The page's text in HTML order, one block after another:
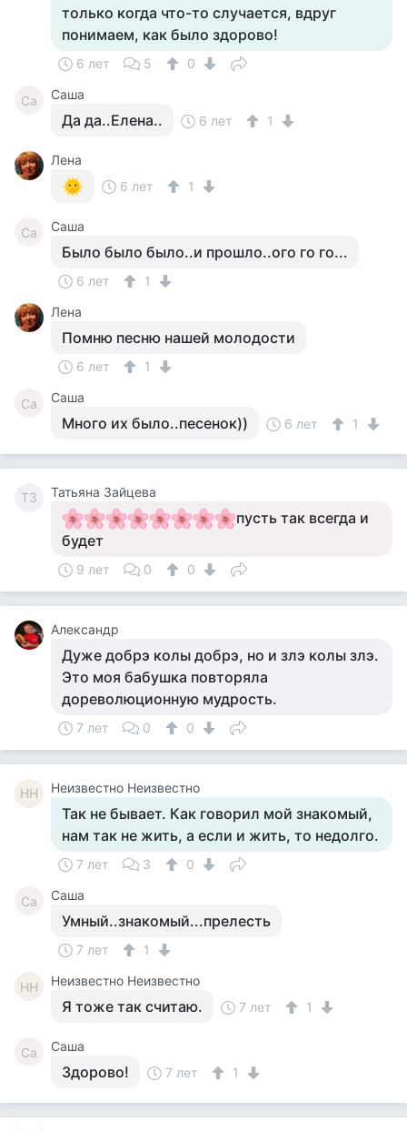
только когда что-то случается, вдруг
понимаем, как было здорово!
6 лет 5 0
Са Саша
Да да..Елена.. 6 лет 1
Лена
6 лет
1
Са Саша
Было было было..и прошло..ого го го...
6 лет
1
Лена
Помню песню нашей молодости
6 лет 1
Са Саша
Много их было..песенок)) 6 лет 1
ТЗ Татьяна Зайцева
пусть так всегда и
будет
9 лет 0 0
Александр
Дуже добрэ колы добрэ, но и злэ колы злэ.
Это моя бабушка повторяла
дореволюционную мудрость.
7 лет 0 0
НН Неизвестно Неизвестно
Так не бывает. Как говорил мой знакомый,
нам так не жить, а если и жить, то недолго.
7 лет 3 0
Са Саша
Умный..знакомый...прелесть
7 лет 1
НН Неизвестно Неизвестно
Я тоже так считаю. 7 лет 1
Са Саша
Здорово! 7 лет 1